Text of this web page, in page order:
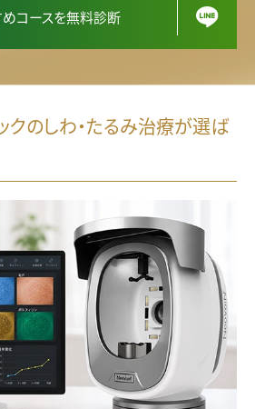
コースを無料診断
クのしわ・たるみ治療が選ば